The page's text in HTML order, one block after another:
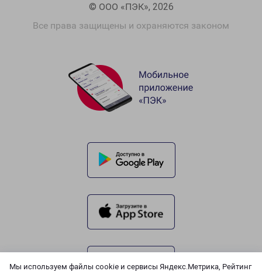
Мы используем файлы cookie и сервисы Яндекс.Метрика, Рейтинг
© ООО «ПЭК», 2026
Все права защищены и охраняются законом